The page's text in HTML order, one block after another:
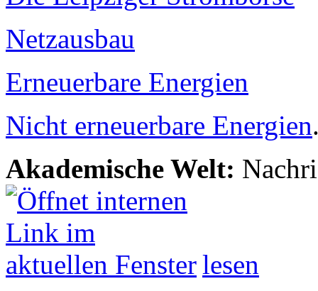
Netzausbau
Erneuerbare Energien
Nicht erneuerbare Energien
Akademische Welt:
lesen